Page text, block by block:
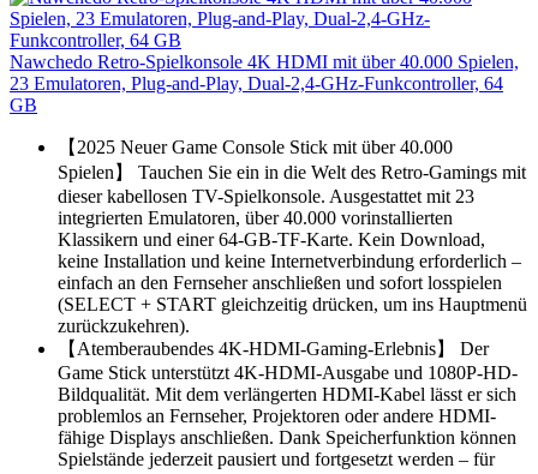
Nawchedo Retro-Spielkonsole 4K HDMI mit über 40.000 Spielen,
23 Emulatoren, Plug-and-Play, Dual-2,4-GHz-Funkcontroller, 64
GB
【2025 Neuer Game Console Stick mit über 40.000
Spielen】 Tauchen Sie ein in die Welt des Retro-Gamings mit
dieser kabellosen TV-Spielkonsole. Ausgestattet mit 23
integrierten Emulatoren, über 40.000 vorinstallierten
Klassikern und einer 64-GB-TF-Karte. Kein Download,
keine Installation und keine Internetverbindung erforderlich –
einfach an den Fernseher anschließen und sofort losspielen
(SELECT + START gleichzeitig drücken, um ins Hauptmenü
zurückzukehren).
【Atemberaubendes 4K-HDMI-Gaming-Erlebnis】 Der
Game Stick unterstützt 4K-HDMI-Ausgabe und 1080P-HD-
Bildqualität. Mit dem verlängerten HDMI-Kabel lässt er sich
problemlos an Fernseher, Projektoren oder andere HDMI-
fähige Displays anschließen. Dank Speicherfunktion können
Spielstände jederzeit pausiert und fortgesetzt werden – für